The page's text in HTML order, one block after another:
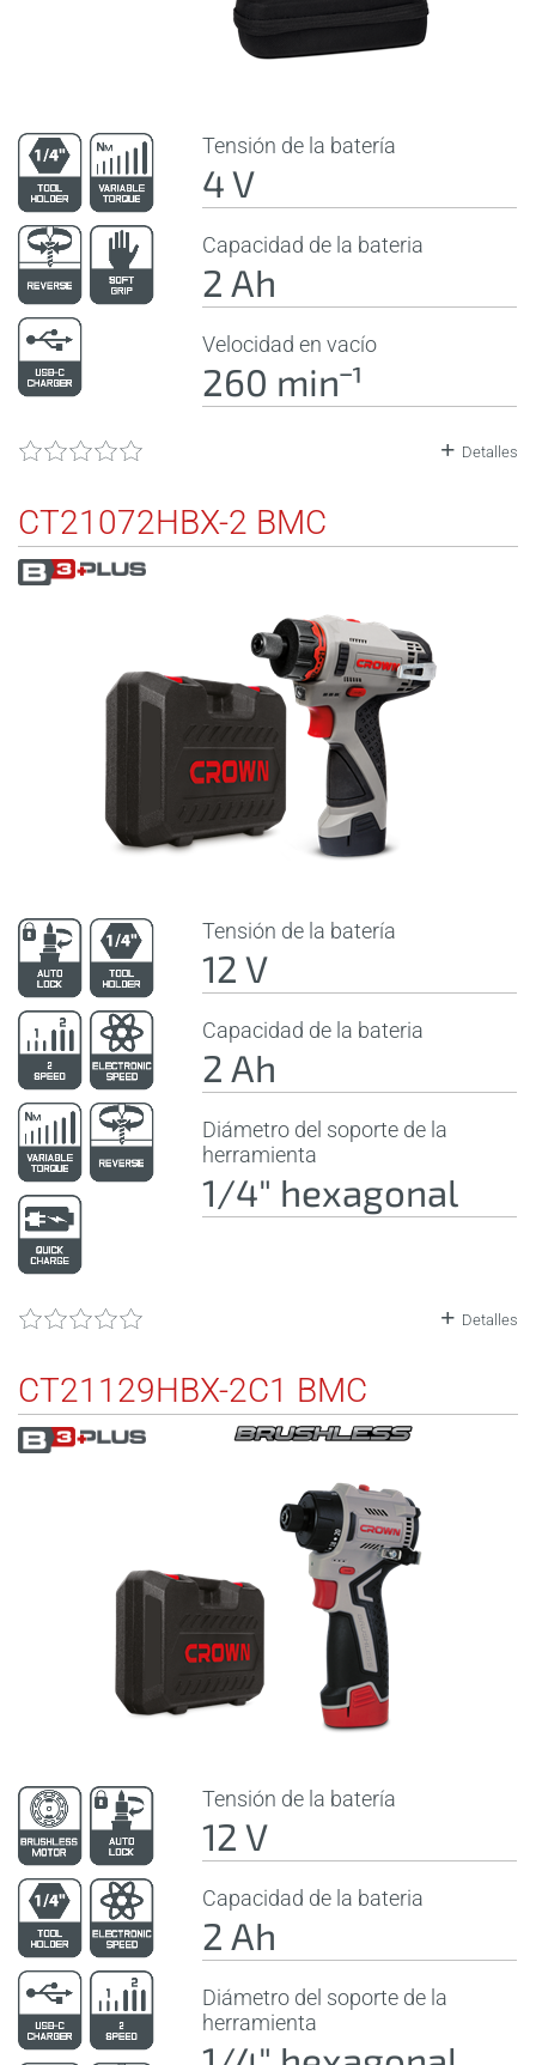
Tensión de la batería
4 V
Capacidad de la bateria
2 Ah
Velocidad en vacío
260 minˉ¹
Detalles
CT21072HBX-2 BMC
Tensión de la batería
12 V
Capacidad de la bateria
2 Ah
Diámetro del soporte de la
herramienta
1/4" hexagonal
Detalles
CT21129HBX-2C1 BMC
Tensión de la batería
12 V
Capacidad de la bateria
2 Ah
Diámetro del soporte de la
herramienta